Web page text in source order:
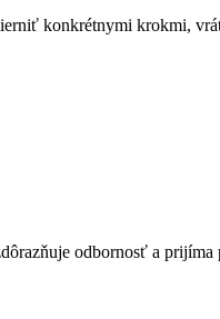
konkrétnymi krokmi,
odbornosť a prijíma